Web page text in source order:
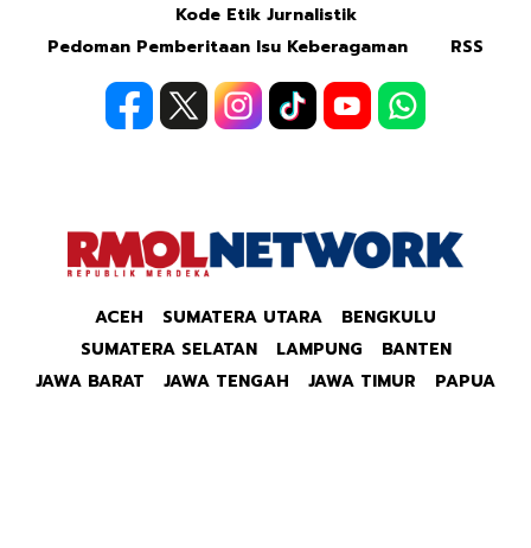
Kode Etik Jurnalistik
Pedoman Pemberitaan Isu Keberagaman
RSS
ACEH SUMATERA UTARA
BENGKULU
SUMATERA SELATAN
LAMPUNG
BANTEN
JAWA BARAT
JAWA TENGAH JAWA TIMUR PAPUA